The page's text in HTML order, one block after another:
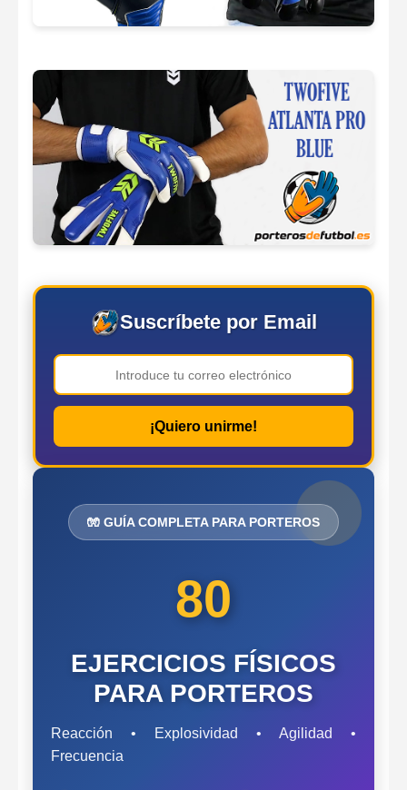
Suscríbete por Email
¡Quiero unirme!
🧤 GUÍA COMPLETA PARA PORTEROS
80
EJERCICIOS FÍSICOS
PARA PORTEROS
Reacción • Explosividad • Agilidad •
Frecuencia